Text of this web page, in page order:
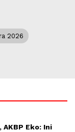
2026
Eko: Ini